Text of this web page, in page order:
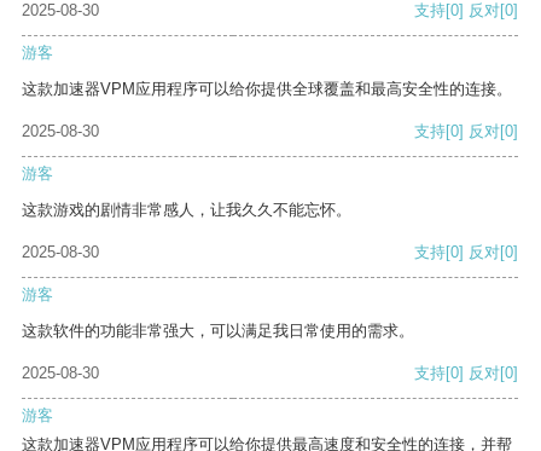
2025-08-30 支持[0] 反对[0]
游客
这款加速器VPM应用程序可以给你提供全球覆盖和最高安全性的连接。
2025-08-30 支持[0] 反对[0]
游客
这款游戏的剧情非常感人，让我久久不能忘怀。
2025-08-30 支持[0] 反对[0]
游客
这款软件的功能非常强大，可以满足我日常使用的需求。
2025-08-30 支持[0] 反对[0]
游客
这款加速器VPM应用程序可以给你提供最高速度和安全性的连接，并帮